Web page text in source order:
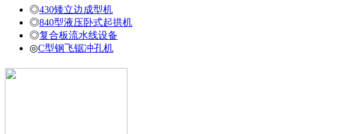
◎430矮立边成型机
◎840型液压卧式起拱机
◎复合板流水线设备
◎C型钢飞锯冲孔机